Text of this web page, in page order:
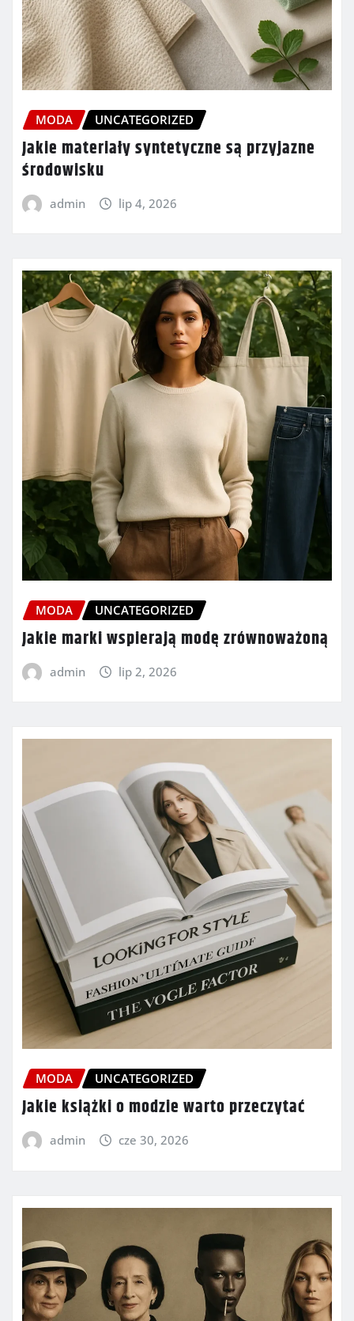
MODA UNCATEGORIZED
Jakie materiały syntetyczne są przyjazne
środowisku
admin lip 4, 2026
MODA UNCATEGORIZED
Jakie marki wspierają modę zrównoważoną
admin lip 2, 2026
MODA UNCATEGORIZED
Jakie książki o modzie warto przeczytać
admin cze 30, 2026